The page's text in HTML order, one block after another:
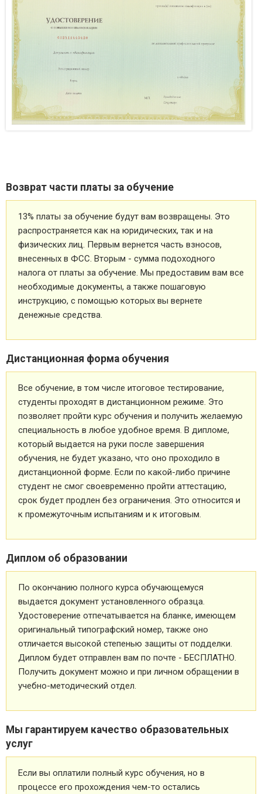
Возврат части платы за обучение
13% платы за обучение будут вам возвращены. Это
распространяется как на юридических, так и на
физических лиц. Первым вернется часть взносов,
внесенных в ФСС. Вторым - сумма подоходного
налога от платы за обучение. Мы предоставим вам все
необходимые документы, а также пошаговую
инструкцию, с помощью которых вы вернете
денежные средства.
Дистанционная форма обучения
Все обучение, в том числе итоговое тестирование,
студенты проходят в дистанционном режиме. Это
позволяет пройти курс обучения и получить желаемую
специальность в любое удобное время. В дипломе,
который выдается на руки после завершения
обучения, не будет указано, что оно проходило в
дистанционной форме. Если по какой-либо причине
студент не смог своевременно пройти аттестацию,
срок будет продлен без ограничения. Это относится и
к промежуточным испытаниям и к итоговым.
Диплом об образовании
По окончанию полного курса обучающемуся
выдается документ установленного образца.
Удостоверение отпечатывается на бланке, имеющем
оригинальный типографский номер, также оно
отличается высокой степенью защиты от подделки.
Диплом будет отправлен вам по почте - БЕСПЛАТНО.
Получить документ можно и при личном обращении в
учебно-методический отдел.
Мы гарантируем качество образовательных
услуг
Если вы оплатили полный курс обучения, но в
процессе его прохождения чем-то остались